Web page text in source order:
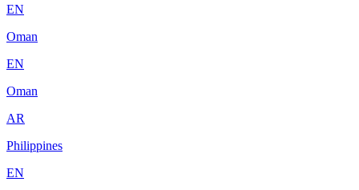
EN
Oman
EN
Oman
AR
Philippines
EN